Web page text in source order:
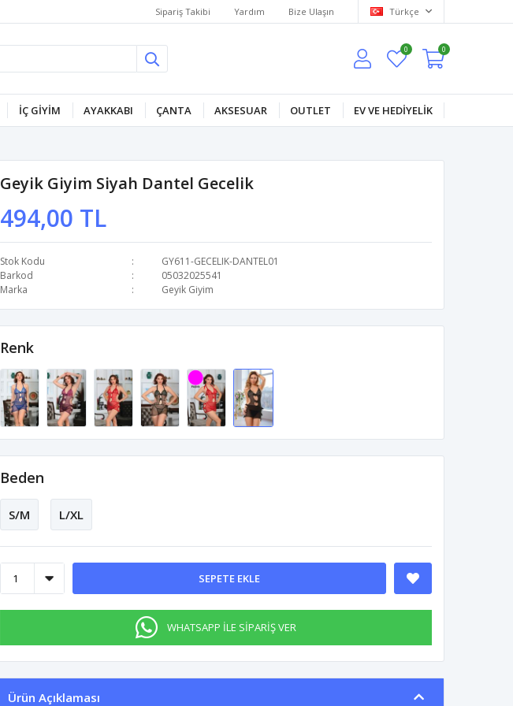
Sipariş Takibi Yardım Bize Ulaşın Türkçe
0 0
İÇ GİYİM AYAKKABI ÇANTA AKSESUAR OUTLET EV VE HEDİYELİK
Geyik Giyim Siyah Dantel Gecelik
494,00 TL
Stok Kodu
GY611-GECELIK-DANTEL01
Barkod
05032025541
Marka
Geyik Giyim
Renk
Beden
S/M L/XL
SEPETE EKLE
WHATSAPP İLE SİPARİŞ VER
Ürün Açıklaması